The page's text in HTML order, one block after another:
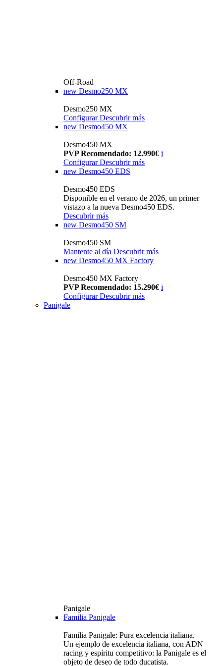
Off-Road
new Desmo250 MX
Desmo250 MX
Configurar Descubrir más
new Desmo450 MX
Desmo450 MX
PVP Recomendado: 12.990€ i
Configurar Descubrir más
new Desmo450 EDS
Desmo450 EDS
Disponible en el verano de 2026, un primer
vistazo a la nueva Desmo450 EDS.
Descubrir más
new Desmo450 SM
Desmo450 SM
Mantente al día Descubrir más
new Desmo450 MX Factory
Desmo450 MX Factory
PVP Recomendado: 15.290€ i
Configurar Descubrir más
Panigale
Panigale
Familia Panigale
Familia Panigale: Pura excelencia italiana.
Un ejemplo de excelencia italiana, con ADN
racing y espíritu competitivo: la Panigale es el
objeto de deseo de todo ducatista.